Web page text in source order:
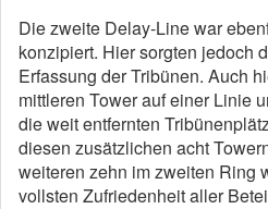
Die zweite Delay-Line war
konzipiert. Hier sorgten jedoch
Erfassung der Tribünen. Auch
mittleren Tower auf einer Linie
die weit entfernten
diesen zusätzlichen acht
weiteren zehn im zweiten Ring
vollsten Zufriedenheit aller